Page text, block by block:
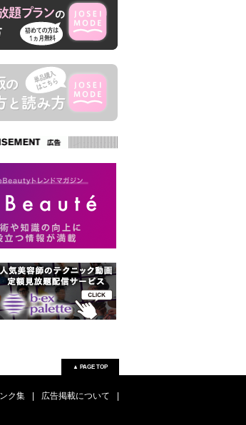
▲ PAGE TOP
ク集 広告掲載について